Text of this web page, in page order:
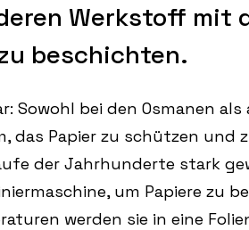
Werkstoff mit
beschichten.
Sowohl bei den Osmanen
das Papier zu schützen und
der Jahrhunderte stark
um Papiere zu
werden sie in eine